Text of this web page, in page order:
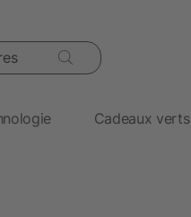
Cadeaux verts